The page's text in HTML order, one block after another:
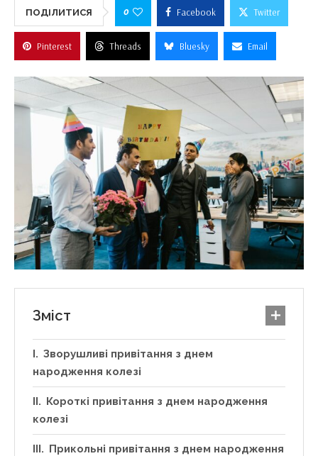
ПОДІЛИТИСЯ 0 Facebook Twitter
Pinterest Threads Bluesky Email
Зміст
Зворушливі привітання з днем
народження колезі
Короткі привітання з днем народження
колезі
Прикольні привітання з днем народження